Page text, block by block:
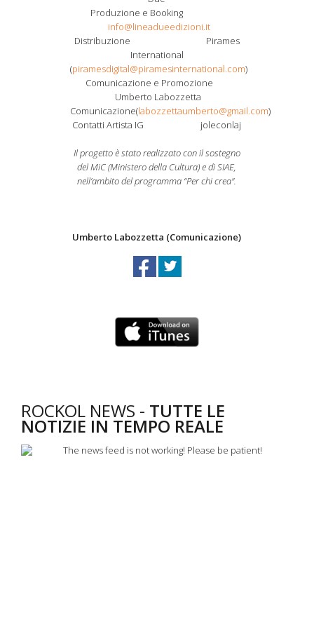
Produzione e Booking
info@lineadueedizioni.it
Distribuzione Pirames
International
(piramesdigital@piramesinternational.com)
Comunicazione e Promozione
Umberto Labozzetta
Comunicazione(labozzettaumberto@gmail.com)
Contatti Artista IG joleconlaj
Il progetto è stato realizzato con il sostegno
del MiC (Ministero della Cultura) e di SIAE,
nell’ambito del programma “Per chi crea".
Umberto Labozzetta (Comunicazione)
ROCKOL NEWS - TUTTE LE
NOTIZIE IN TEMPO REALE